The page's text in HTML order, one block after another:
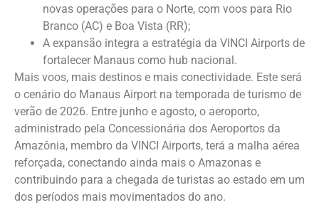
novas operações para o Norte, com voos para Rio
Branco (AC) e Boa Vista (RR);
A expansão integra a estratégia da VINCI Airports de
fortalecer Manaus como hub nacional.
Mais voos, mais destinos e mais conectividade. Este será
o cenário do Manaus Airport na temporada de turismo de
verão de 2026. Entre junho e agosto, o aeroporto,
administrado pela Concessionária dos Aeroportos da
Amazônia, membro da VINCI Airports, terá a malha aérea
reforçada, conectando ainda mais o Amazonas e
contribuindo para a chegada de turistas ao estado em um
dos períodos mais movimentados do ano.